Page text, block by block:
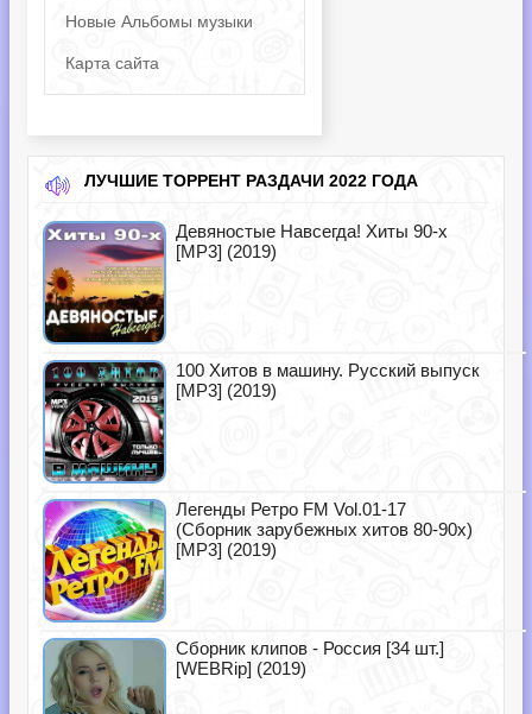
Новые Альбомы музыки
Карта сайта
ЛУЧШИЕ ТОРРЕНТ РАЗДАЧИ 2022 ГОДА
Девяностые Навсегда! Хиты 90-х
[MP3] (2019)
100 Хитов в машину. Русский выпуск
[MP3] (2019)
Легенды Ретро FM Vol.01-17
(Сборник зарубежных хитов 80-90х)
[MP3] (2019)
Сборник клипов - Россия [34 шт.]
[WEBRip] (2019)